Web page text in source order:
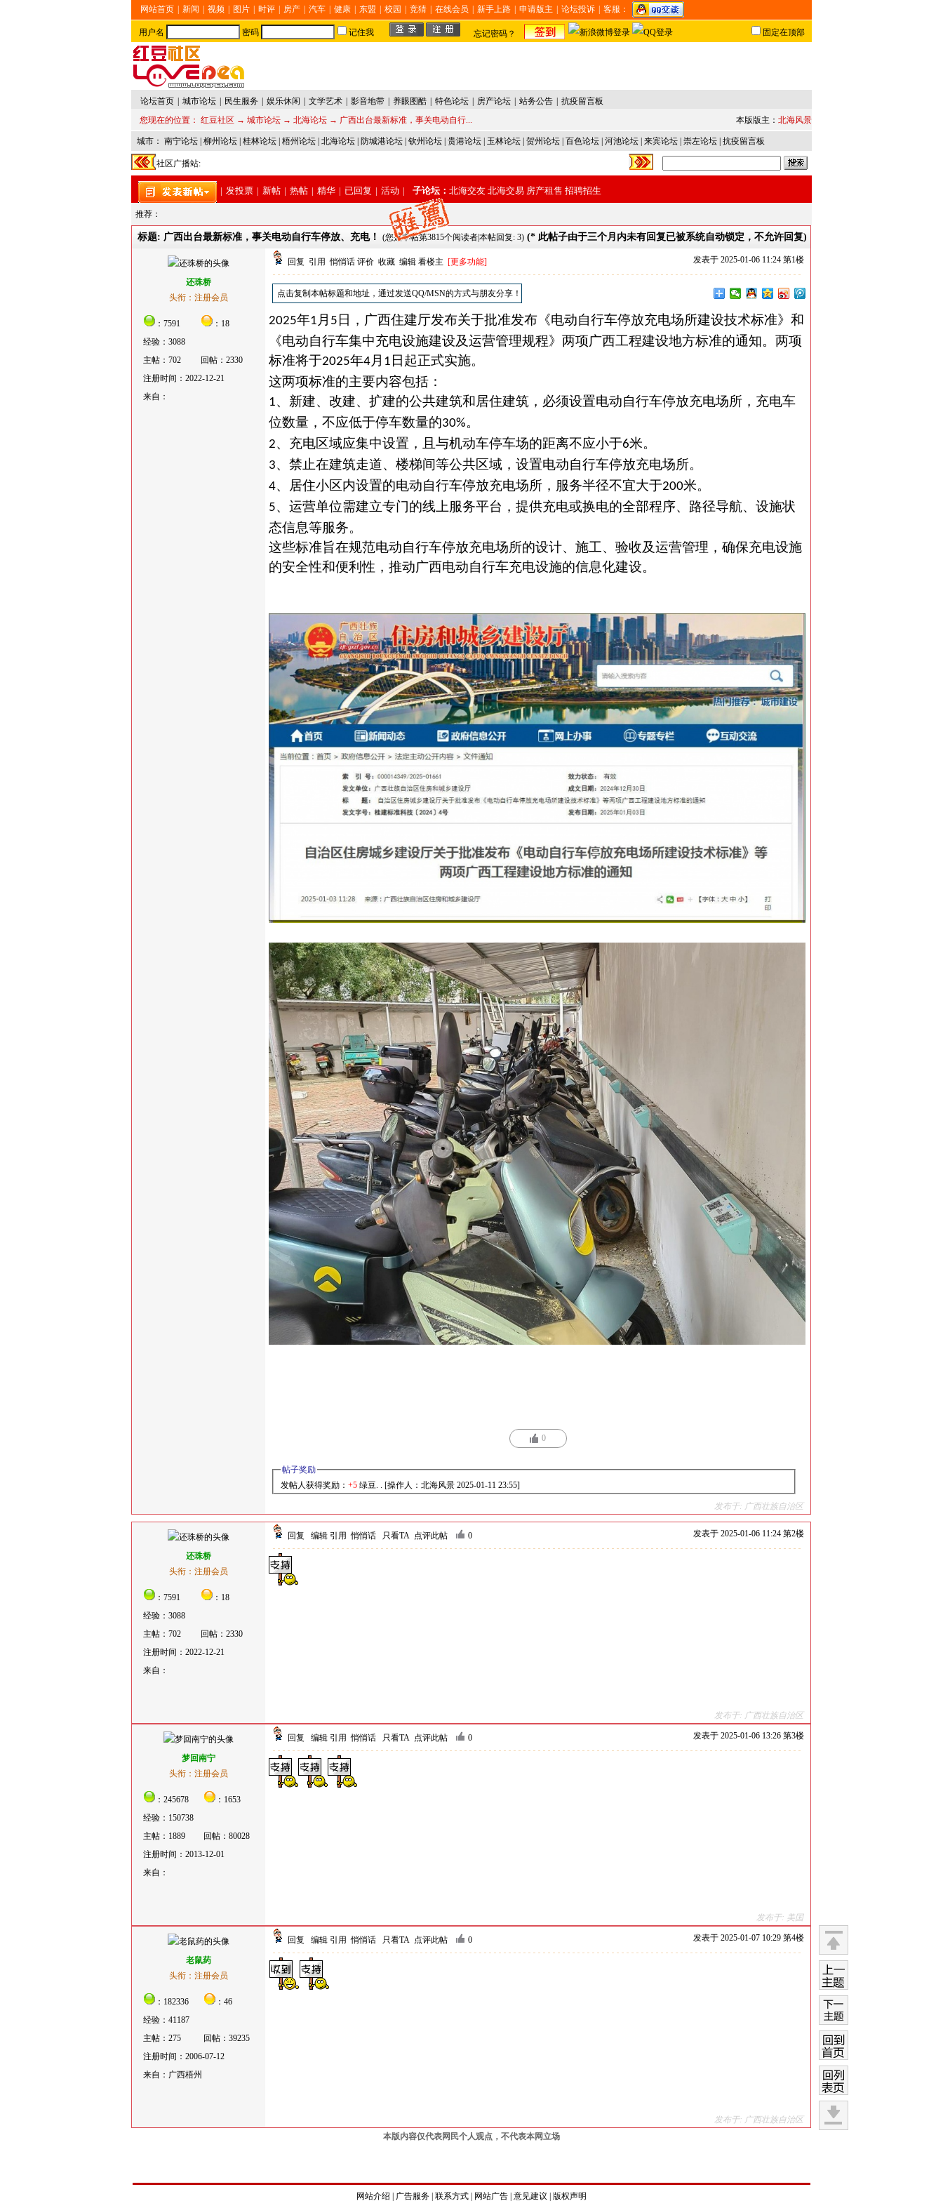
网站首页 新闻 视频 图片 时评 房产 汽车 健康 东盟 校园 竞猜 在线会员 新手上路 申请版主 论坛投诉 客服：
用户名 密码 记住我 忘记密码？ 固定在顶部
论坛首页 城市论坛 民生服务 娱乐休闲 文学艺术 影音地带 养眼图酷 特色论坛 房产论坛 站务公告
抗疫留言板
您现在的位置： 红豆社区 → 城市论坛 → 北海论坛 → 广西出台最新标准，事关电动自行... 本版版主： 北海风景
城市： 南宁论坛 柳州论坛 桂林论坛 梧州论坛 北海论坛 防城港论坛 钦州论坛 贵港论坛 玉林论坛 贺州论坛 百色论坛 河池论坛 来宾论坛 崇左论坛 抗疫留言板
社区广播站:
| 发投票 | 新帖 | 热帖 | 精华 | 已回复 | 活动 | 子论坛： 北海交友 北海交易 房产租售 招聘招生
推荐：
标题: 广西出台最新标准，事关电动自行车停放、充电！ (您是本帖第3815个阅读者|本帖回复: 3) (* 此帖子由于三个月内未有回复已被系统自动锁定，不允许回复)
还珠桥
头衔：注册会员
：7591
：18
经验：3088
主帖：702
回帖：2330
注册时间：2022-12-21
来自：
回复 引用 悄悄话 评价 收藏 编辑 看楼主 [更多功能] 发表于 2025-01-06 11:24 第1楼
点击复制本帖标题和地址，通过发送QQ/MSN的方式与朋友分享！
2025年1 月 5 日，广西住建厅发布关于批准发布《电动自行车停放充电场所建设技术标准》和
《电动自行车集中充电设施建设及运营管理规程》两项广西工程建设地方标准的通知。两项
标准将于2025年4 月 1 日起正式实施。
这两项标准的主要内容包括：
1、新建、改建、扩建的公共建筑和居住建筑，必须设置电动自行车停放充电场所，充电车
位数量，不应低于停车数量的30%。
2、充电区域应集中设置，且与机动车停车场的距离不应小于6米。
3、禁止在建筑走道、楼梯间等公共区域，设置电动自行车停放充电场所。
4、居住小区内设置的电动自行车停放充电场所，服务半径不宜大于200米。
5、运营单位需建立专门的线上服务平台，提供充电或换电的全部程序、路径导航、设施状
态信息等服务。
这些标准旨在规范电动自行车停放充电场所的设计、施工、验收及运营管理，确保充电设施
的安全性和便利性，推动广西电动自行车充电设施的信息化建设。
0
帖子奖励
发帖人获得奖励： +5 绿豆. . [操作人：北海风景 2025-01-11 23:55]
发布于: 广西壮族自治区
还珠桥
头衔：注册会员
：7591
：18
经验：3088
主帖：702
回帖：2330
注册时间：2022-12-21
来自：
回复 编辑 引用 悄悄话 只看TA 点评此帖 0 发表于 2025-01-06 11:24 第2楼
发布于: 广西壮族自治区
梦回南宁
头衔：注册会员
：245678
：1653
经验：150738
主帖：1889
回帖：80028
注册时间：2013-12-01
来自：
回复 编辑 引用 悄悄话 只看TA 点评此帖 0 发表于 2025-01-06 13:26 第3楼
发布于: 美国
老鼠药
头衔：注册会员
：182336
：46
经验：41187
主帖：275
回帖：39235
注册时间：2006-07-12
来自：广西梧州
回复 编辑 引用 悄悄话 只看TA 点评此帖 0 发表于 2025-01-07 10:29 第4楼
发布于: 广西壮族自治区
本版内容仅代表网民个人观点，不代表本网立场
网站介绍 广告服务 联系方式 网站广告 意见建议 版权声明
返回
顶部
下一
主题
回到
首页
回列
表页
上一
主题